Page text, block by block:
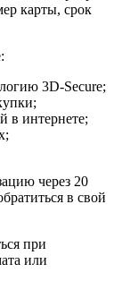
карты, срок
3D-Secure;
в интернете;
через 20
в свой
при
или